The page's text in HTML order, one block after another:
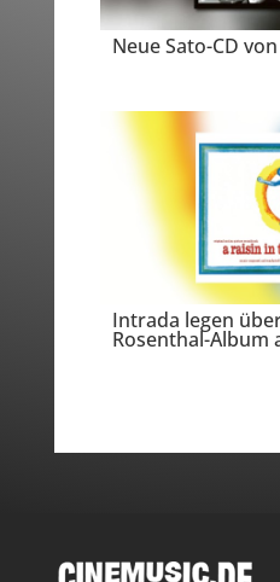
Neue Sato-CD
Intrada legen
Rosenthal-Album